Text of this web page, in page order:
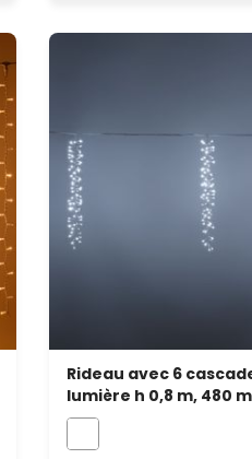
Rideau avec 6
lumière h 0,8 m, 480
blanc froid, câble blanc